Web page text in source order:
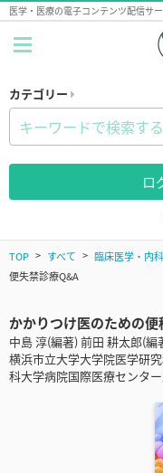
医学・医療の電子コンテンツ配信サ
カテゴリー
ロ
TOP すべて 臨床医学・内
便失禁診療Q&A
かかりつけ医のための便
中島 淳(編著) 前田 耕太郎(編
横浜市立大学大学院医学研
科大学病院国際医療センタ